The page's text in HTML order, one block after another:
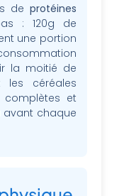
de protéines
: 120g de
une portion
la moitié de
les céréales
complètes et
avant chaque